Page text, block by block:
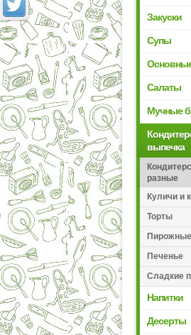
Закуски
Супы
Салаты
Мучные
выпечка
разные
Куличи и
Торты
Пирожные
Печенье
Сладкие
Напитки
Десерты